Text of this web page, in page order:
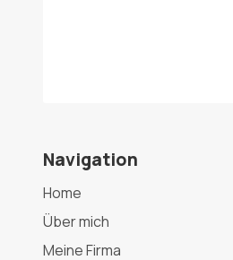
Navigation
Home
Über mich
Meine Firma